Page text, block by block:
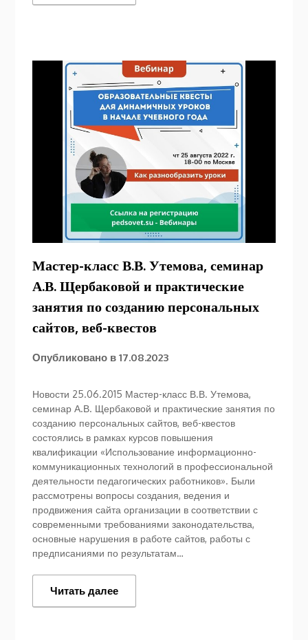
Мастер-класс В.В. Утемова, семинар
А.В. Щербаковой и практические
занятия по созданию персональных
сайтов, веб-квестов
Опубликовано в17.08.2023
Новости 25.06.2015 Мастер-класс В.В. Утемова,
семинар А.В. Щербаковой и практические занятия по
созданию персональных сайтов, веб-квестов
состоялись в рамках курсов повышения
квалификации «Использование информационно-
коммуникационных технологий в профессиональной
деятельности педагогических работников». Были
рассмотрены вопросы создания, ведения и
продвижения сайта организации в соответствии с
современными требованиями законодательства,
основные нарушения в работе сайтов, работы с
предписаниями по результатам…
Читать далее